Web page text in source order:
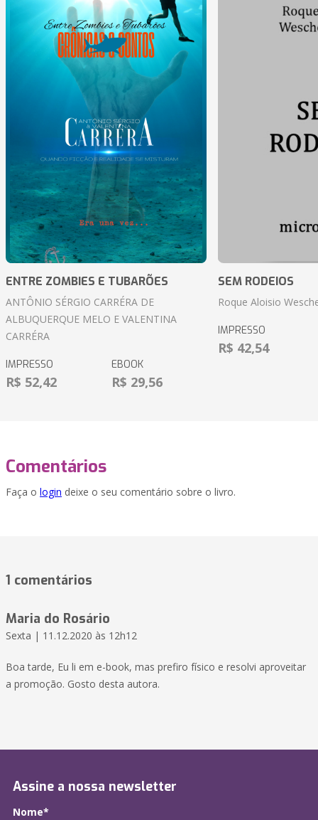
ENTRE ZOMBIES E TUBARÕES
ANTÔNIO SÉRGIO CARRÉRA DE
ALBUQUERQUE MELO E VALENTINA
CARRÉRA
IMPRESSO
R$ 52,42
EBOOK
R$ 29,56
SEM RODEIOS
Roque Aloisio
IMPRESSO
R$ 42,54
Comentários
Faça o login deixe o seu comentário sobre o livro.
1 comentários
Maria do Rosário
Sexta | 11.12.2020 às 12h12
Boa tarde, Eu li em e-book, mas prefiro físico e resolvi aproveitar
a promoção. Gosto desta autora.
Assine a nossa newsletter
Nome*